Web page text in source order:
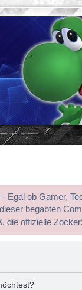
Egal ob Gamer,
begabten
die offizielle